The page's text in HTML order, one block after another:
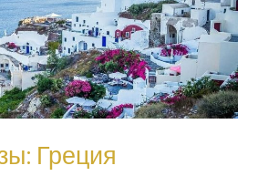
Греция